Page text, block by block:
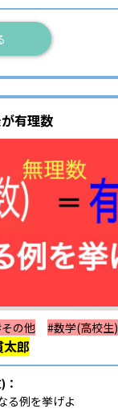
有理数
の他
#数学(高校生)
郎
る例を挙げよ